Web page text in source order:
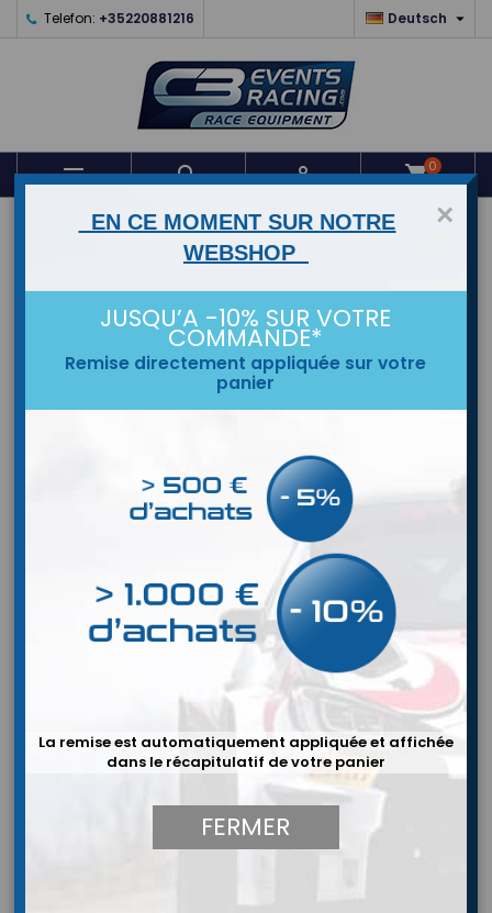
Telefon: +35220881216 Deutsch 
   shopping_cart0
STARTSEITE
MARKEN
×
EN CE MOMENT SUR NOTRE
WEBSHOP
JUSQU’A -10% SUR VOTRE
COMMANDE*
Remise directement appliquée sur votre
panier
La remise est automatiquement appliquée et affichée
dans le récapitulatif de votre panier
FERMER